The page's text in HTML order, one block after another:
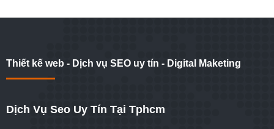
Thiết kế web - Dịch vụ SEO uy tín - Digital Maketing
Dịch Vụ Seo Uy Tín Tại Tphcm